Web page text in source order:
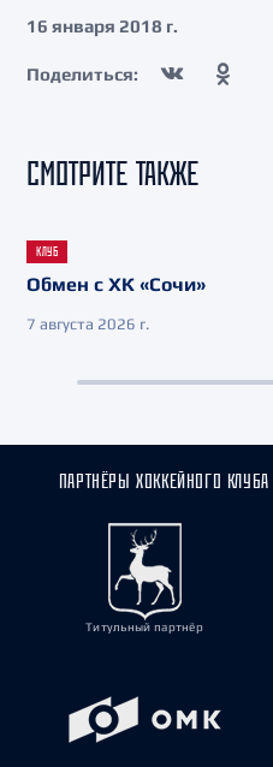
16 января 2018 г.
Поделиться:
СМОТРИТЕ ТАКЖЕ
КЛУБ
Обмен с ХК «Сочи»
7 августа 2026 г.
ПАРТНЁРЫ ХОККЕЙНОГО
Титульный партнёр